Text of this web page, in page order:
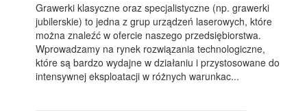
Grawerki klasyczne oraz specjalistyczne (np. grawerki
jubilerskie) to jedna z grup urządzeń laserowych, które
można znaleźć w ofercie naszego przedsiębiorstwa.
Wprowadzamy na rynek rozwiązania technologiczne,
które są bardzo wydajne w działaniu i przystosowane do
intensywnej eksploatacji w różnych warunkac...